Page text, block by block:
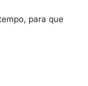
para que